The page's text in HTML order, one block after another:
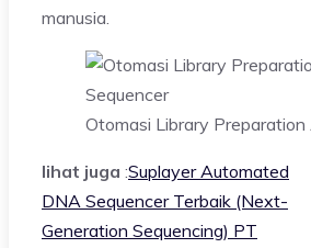
manusia.
Otomasi Library
lihat juga :Suplayer Automated
DNA Sequencer Terbaik (Next-
Generation Sequencing) PT